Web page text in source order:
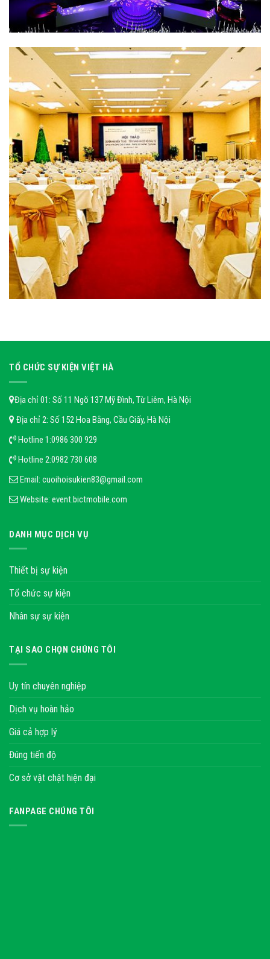
TỔ CHỨC SỰ KIỆN VIỆT HÀ
Địa chỉ 01: Số 11 Ngõ 137 Mỹ Đình, Từ Liêm, Hà Nội
Địa chỉ 2: Số 152 Hoa Bằng, Cầu Giấy, Hà Nội
Hotline 1:0986 300 929
Hotline 2:0982 730 608
Email: cuoihoisukien83@gmail.com
Website: event.bictmobile.com
DANH MỤC DỊCH VỤ
Thiết bị sự kiện
Tổ chức sự kiện
Nhân sự sự kiện
TẠI SAO CHỌN CHÚNG TÔI
Uy tín chuyên nghiệp
Dịch vụ hoàn hảo
Giá cả hợp lý
Đúng tiến độ
Cơ sở vật chật hiện đại
FANPAGE CHÚNG TÔI